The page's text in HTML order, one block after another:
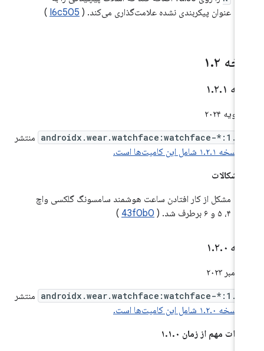
عنوان پیکربندی نشده علامت‌گذاری می‌کند. (I6c505
)
.۲
.۲
androidx.wear.watchface:watchface- منتشر
اشکالات
مشکل از کار افتادن ساعت هوشمند سامسونگ گلکسی واچ
43f0b0
)
.۲
androidx.wear.watchface:watchface- منتشر
مهم از زمان ۱.۱.۰